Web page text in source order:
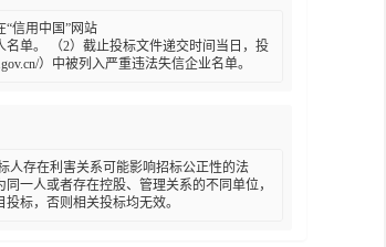
“信用中国”网站
名单。 （2）截止投标文件递交时间当日，投
）中被列入严重违法失信企业名单。
人存在利害关系可能影响招标公正性的法
一人或者存在控股、管理关系的不同单位，
标，否则相关投标均无效。